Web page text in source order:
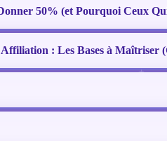
50% (et Pourquoi Ceux
: Les Bases à Maîtriser